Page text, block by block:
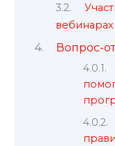
Вопрос-